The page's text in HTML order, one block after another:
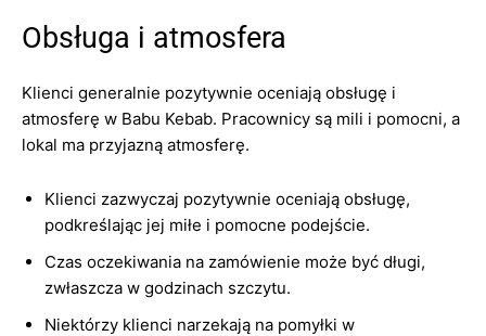
Obsługa i atmosfera
Klienci generalnie pozytywnie oceniają obsługę i
atmosferę w Babu Kebab. Pracownicy są mili i pomocni, a
lokal ma przyjazną atmosferę.
Klienci zazwyczaj pozytywnie oceniają obsługę,
podkreślając jej miłe i pomocne podejście.
Czas oczekiwania na zamówienie może być długi,
zwłaszcza w godzinach szczytu.
Niektórzy klienci narzekają na pomyłki w